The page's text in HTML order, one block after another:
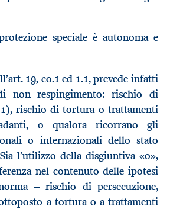
speciale è autonoma e
19, co.1 ed 1.1, prevede infatti
non respingimento: rischio di
1), rischio di tortura o trattamenti
o qualora ricorrano gli
o internazionali dello stato
l’utilizzo della disgiuntiva «o»,
nel contenuto delle ipotesi
– rischio di persecuzione,
a tortura o a trattamenti